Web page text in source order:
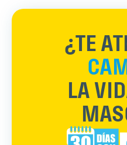
¿TE
LA